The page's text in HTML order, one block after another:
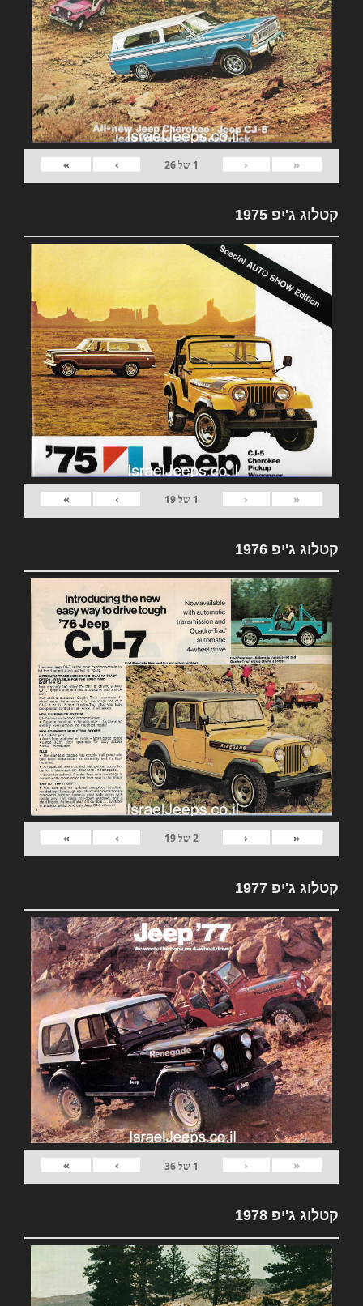
«
‹
1 של26
›
»
קטלוג ג'יפ 1975
«
‹
1 של19
›
»
קטלוג ג'יפ 1976
«
‹
2של19
›
»
קטלוג ג'יפ 1977
«
‹
1 של36
›
»
קטלוג ג'יפ 1978